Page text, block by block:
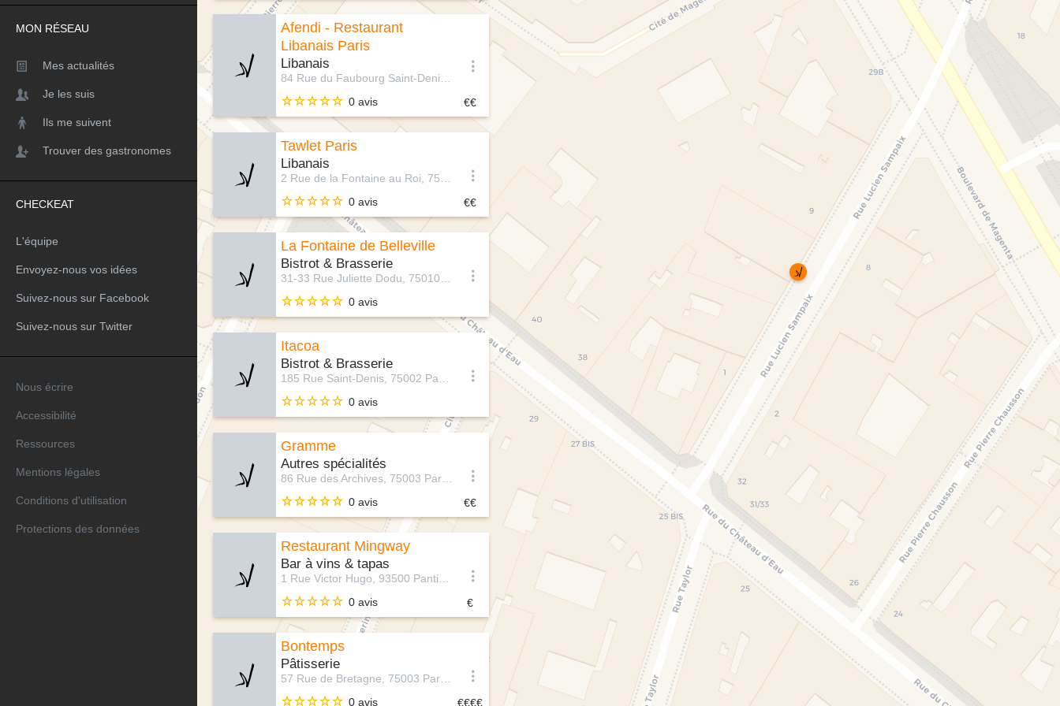
MON RÉSEAU
Mes actualités
Je les suis
Ils me suivent
Trouver des gastronomes
CHECKEAT
L'équipe
Envoyez-nous vos idées
Suivez-nous sur Facebook
Suivez-nous sur Twitter
Nous écrire
Accessibilité
Ressources
Mentions légales
Conditions d'utilisation
Protections des données
Afendi - Restaurant
Libanais Paris
Libanais
0 avis
Tawlet Paris
Libanais
0 avis
La Fontaine de Belleville
Bistrot & Brasserie
0 avis
Itacoa
Bistrot & Brasserie
0 avis
Gramme
Autres spécialités
0 avis
Restaurant Mingway
Bar à vins & tapas
0 avis
Bontemps
Pâtisserie
0 avis